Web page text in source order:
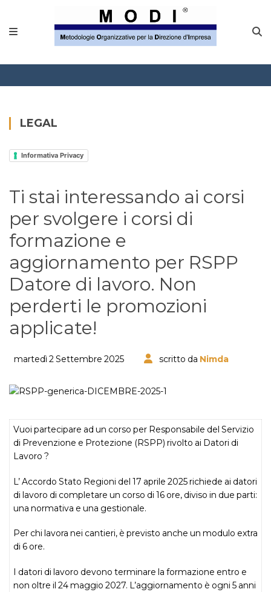
Questionario
Blog e info
FAQ
Ti stai interessando ai corsi
per svolgere i corsi di
formazione e
aggiornamento per RSPP
Datore di lavoro. Non
perderti le promozioni
applicate!
martedì 2 Settembre 2025 scritto da Nimda
Vuoi partecipare ad un corso per Responsabile del Servizio
di Prevenzione e Protezione (RSPP) rivolto ai Datori di
Lavoro ?
L’ Accordo Stato Regioni del 17 aprile 2025 richiede ai datori
di lavoro di completare un corso di 16 ore, diviso in due parti:
una normativa e una gestionale.
Per chi lavora nei cantieri, è previsto anche un modulo extra
di 6 ore.
I datori di lavoro devono terminare la formazione entro e
non oltre il 24 maggio 2027. L’aggiornamento è ogni 5 anni
LEGAL
Informativa Privacy